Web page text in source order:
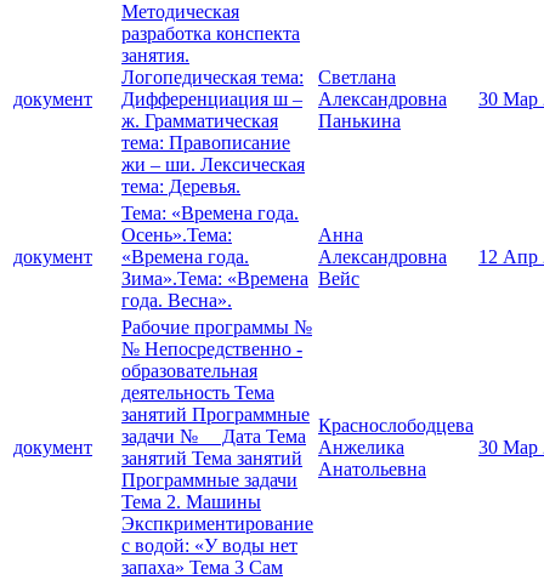
документ
Методическая
разработка конспекта
занятия.
Логопедическая тема:
Дифференциация ш –
ж. Грамматическая
тема: Правописание
жи – ши. Лексическая
тема: Деревья.
Светлана
Александровна
Панькина
30 Мар
документ
Тема: «Времена года.
Осень».Тема:
«Времена года.
Зима».Тема: «Времена
года. Весна».
Анна
Александровна
Вейс
12 Апр
документ
Рабочие программы №
№ Непосредственно -
образовательная
деятельность Тема
занятий Программные
задачи № Дата Тема
занятий Тема занятий
Программные задачи
Тема 2. Машины
Экспкриментирование
с водой: «У воды нет
запаха» Тема 3 Сам
Краснослободцева
Анжелика
Анатольевна
30 Мар